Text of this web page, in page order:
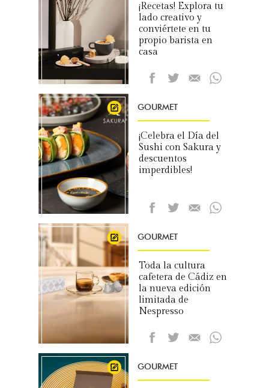
¡Recetas! Explora tu
lado creativo y
conviértete en tu
propio barista en
casa
GOURMET
¡Celebra el Día del
Sushi con Sakura y
descuentos
imperdibles!
GOURMET
Toda la cultura
cafetera de Cádiz en
la nueva edición
limitada de
Nespresso
GOURMET